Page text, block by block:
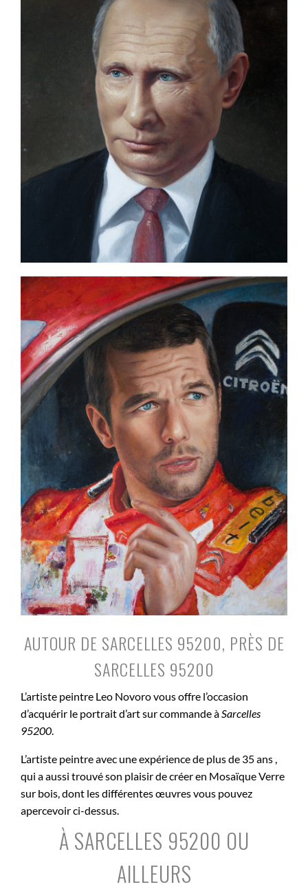
AUTOUR DE SARCELLES 95200, PRÈS DE
SARCELLES 95200
L’artiste peintre Leo Novoro vous offre l’occasion
d’acquérir le portrait d’art sur commande àSarcelles
95200.
L’artiste peintre avec une expérience de plus de 35 ans ,
qui a aussi trouvé son plaisir de créer en Mosaïque Verre
sur bois, dont les différentes œuvres vous pouvez
apercevoir ci-dessus.
À SARCELLES 95200 OU
AILLEURS